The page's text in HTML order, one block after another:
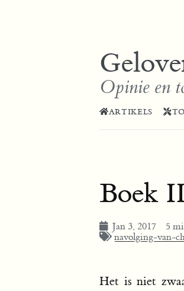
Opinie en
ARTIKELS
Boek
Jan 3, 2017
5
navolging-van-
Het is niet